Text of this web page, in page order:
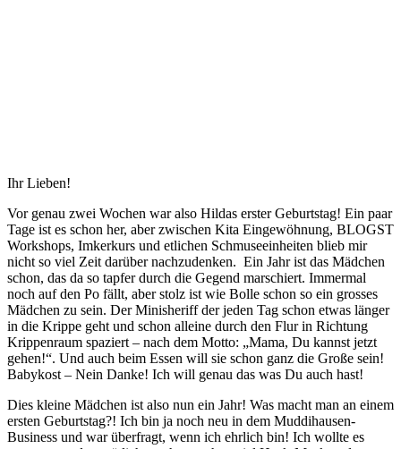
Ihr Lieben!
Vor genau zwei Wochen war also Hildas erster Geburtstag! Ein paar
Tage ist es schon her, aber zwischen Kita Eingewöhnung, BLOGST
Workshops, Imkerkurs und etlichen Schmuseeinheiten blieb mir
nicht so viel Zeit darüber nachzudenken. Ein Jahr ist das Mädchen
schon, das da so tapfer durch die Gegend marschiert. Immermal
noch auf den Po fällt, aber stolz ist wie Bolle schon so ein grosses
Mädchen zu sein. Der Minisheriff der jeden Tag schon etwas länger
in die Krippe geht und schon alleine durch den Flur in Richtung
Krippenraum spaziert – nach dem Motto: „Mama, Du kannst jetzt
gehen!“. Und auch beim Essen will sie schon ganz die Große sein!
Babykost – Nein Danke! Ich will genau das was Du auch hast!
Dies kleine Mädchen ist also nun ein Jahr! Was macht man an einem
ersten Geburtstag?! Ich bin ja noch neu in dem Muddihausen-
Business und war überfragt, wenn ich ehrlich bin! Ich wollte es